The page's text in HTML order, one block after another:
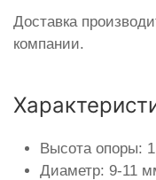
Доставка
компании.
Высота опоры:
Диаметр: 9-11